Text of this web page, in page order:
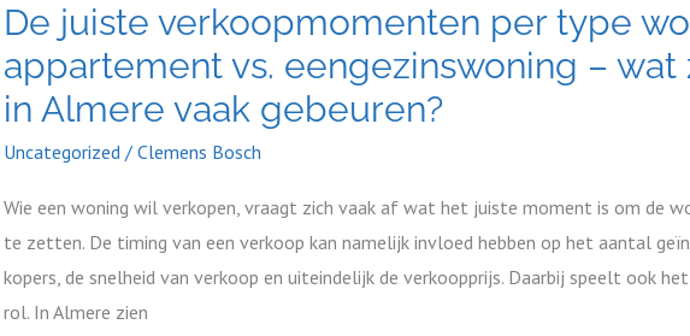
De juiste verkoopmomenten per type
appartement vs. eengezinswoning – wat
in Almere vaak gebeuren?
Uncategorized/ Clemens Bosch
Wie een woning wil verkopen, vraagt zich vaak af wat het juiste moment is om de
te zetten. De timing van een verkoop kan namelijk invloed hebben op het aantal
kopers, de snelheid van verkoop en uiteindelijk de verkoopprijs. Daarbij speelt ook
rol. In Almere zien
verkoopmomenten
per
type
woning:
appartement
vs.
eengezinswoning
–
wat